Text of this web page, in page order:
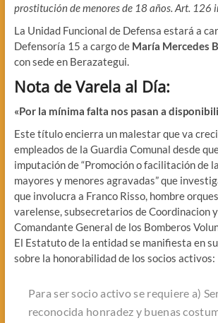
prostitución de menores de 18 años. Art. 126
La Unidad Funcional de Defensa estará a
Defensoría 15 a cargo de María Mercedes
con sede en Berazategui.
Nota de Varela al Día:
«Por la mínima falta nos pasan a
Este título encierra un malestar que va
empleados de la Guardia Comunal desde
imputación de “Promoción o facilitación de
mayores y menores agravadas” que
que involucra a Franco Risso, hombre
varelense, subsecretarios de Coordinacion
Comandante General de los Bomberos
El Estatuto de la entidad se manifiesta en
sobre la honorabilidad de los socios activos:
Para ser socio activo se requiere a)
reconocida honradez y buenas